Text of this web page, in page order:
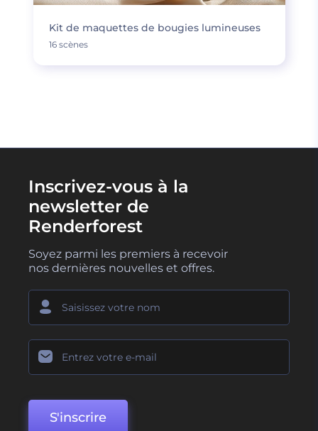
Kit de maquettes de bougies lumineuses
16 scènes
Inscrivez-vous à la
newsletter de
Renderforest
Soyez parmi les premiers à recevoir
nos dernières nouvelles et offres.
S'inscrire